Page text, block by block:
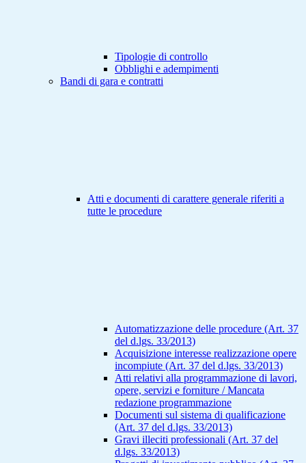
Tipologie di controllo
Obblighi e adempimenti
Bandi di gara e contratti
Atti e documenti di carattere generale riferiti a
tutte le procedure
Automatizzazione delle procedure (Art. 37
del d.lgs. 33/2013)
Acquisizione interesse realizzazione opere
incompiute (Art. 37 del d.lgs. 33/2013)
Atti relativi alla programmazione di lavori,
opere, servizi e forniture / Mancata
redazione programmazione
Documenti sul sistema di qualificazione
(Art. 37 del d.lgs. 33/2013)
Gravi illeciti professionali (Art. 37 del
d.lgs. 33/2013)